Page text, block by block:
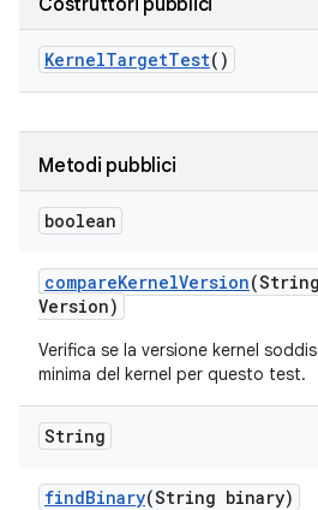
Costruttori pubblici
KernelTargetTest()
Metodi pubblici
boolean
compareKernelVersion
Version)
Verifica se la versione kernel
minima del kernel per questo test.
String
findBinary(String binary)